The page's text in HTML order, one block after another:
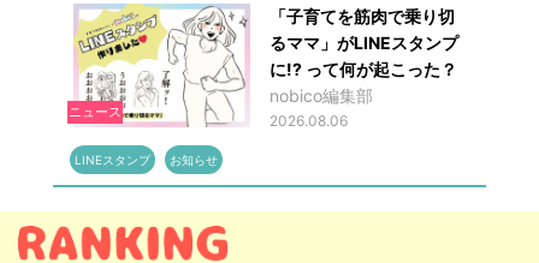
ニュース
「子育てを筋肉で乗り切
るママ」がLINEスタンプ
に!? って何が起こった？
nobico編集部
2026.08.06
LINEスタンプ お知らせ